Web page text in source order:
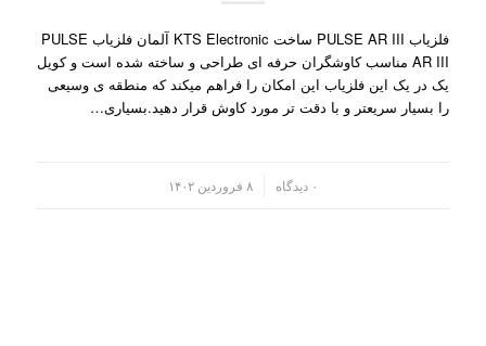
فلزیاب PULSE AR III ساخت KTS Electronic آلمان فلزیاب PULSE
AR III مناسب کاوشگران حرفه ای طراحی و ساخته شده است و کویل
یک در یک این فلزیاب این امکان را فراهم میکند که منطقه ی وسیعی
را بسیار سریعتر و با دقت تر مورد کاوش قرار دهید.بسیاری…
۰ دیدگاه ۸ فروردین ۱۴۰۲